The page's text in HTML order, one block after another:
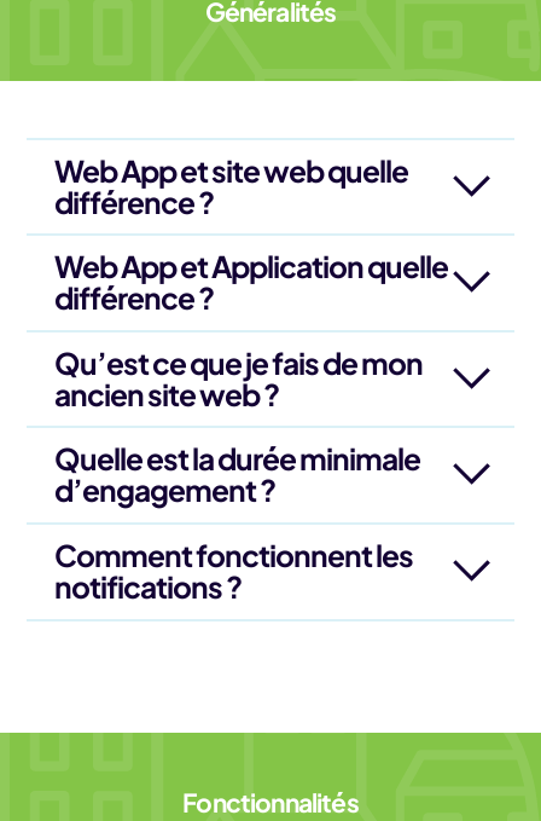
Généralités
Web App et site web quelle
différence ?
Web App et Application quelle
différence ?
Qu’est ce que je fais de mon
ancien site web ?
Quelle est la durée minimale
d’engagement ?
Comment fonctionnent les
notifications ?
Fonctionnalités